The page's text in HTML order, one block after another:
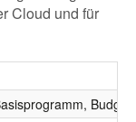
Cloud und für